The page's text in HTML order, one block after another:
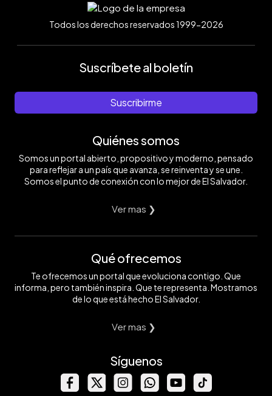
Todos los derechos reservados 1999-2026
Suscríbete al boletín
Suscribirme
Quiénes somos
Somos un portal abierto, propositivo y moderno, pensado
para reflejar a un país que avanza, se reinventa y se une.
Somos el punto de conexión con lo mejor de El Salvador.
Ver mas ❯
Qué ofrecemos
Te ofrecemos un portal que evoluciona contigo. Que
informa, pero también inspira. Que te representa. Mostramos
de lo que está hecho El Salvador.
Ver mas ❯
Síguenos